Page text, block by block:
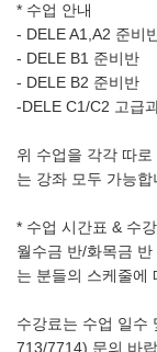
* 수업 안내
- DELE A1,A2 준비
- DELE B1 준비반
- DELE B2 준비반
-DELE C1/C2 고급
위 수업을 각각 따
는 강좌 모두 가능합
* 수업 시간표 & 수
월수금 반/화목금
는 분들의 스케줄에
수강료는 수업 일수
713/7714) 문의 바